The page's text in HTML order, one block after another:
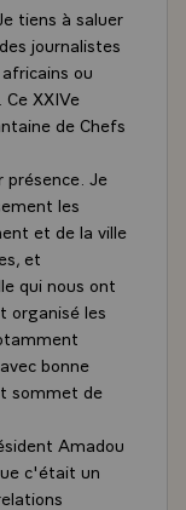
tiens à saluer
journalistes
ou
XXIVe
de Chefs
présence. Je
les
et de la ville
et
qui nous ont
organisé les
bonne
sommet de
Amadou
c'était un